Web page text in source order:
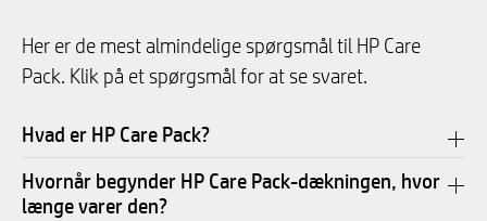
Her er de mest almindelige spørgsmål til HP Care
Pack. Klik på et spørgsmål for at se svaret.
Hvad er HP Care Pack?
Hvornår begynder HP Care Pack-dækningen, hvor
længe varer den?